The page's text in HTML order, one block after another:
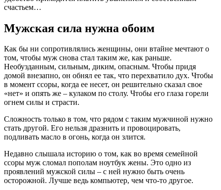
счастьем…
Мужская сила нужна обоим
Как бы ни сопротивлялись женщины, они втайне мечтают о
том, чтобы муж снова стал таким же, как раньше.
Необузданным, сильным, диким, опасным. Чтобы придя
домой внезапно, он обнял ее так, что перехватило дух. Чтобы
в момент ссоры, когда ее несет, он решительно сказал свое
«нет» и опять же – кулаком по столу. Чтобы его глаза горели
огнем силы и страсти.
Сложность только в том, что рядом с таким мужчиной нужно
стать другой. Его нельзя дразнить и провоцировать,
подливать масло в огонь, когда он злится.
Недавно слышала историю о том, как во время семейной
ссоры муж сломал пополам ноутбук жены. Это одно из
проявлений мужской силы – с ней нужно быть очень
осторожной. Лучше ведь компьютер, чем что-то другое.